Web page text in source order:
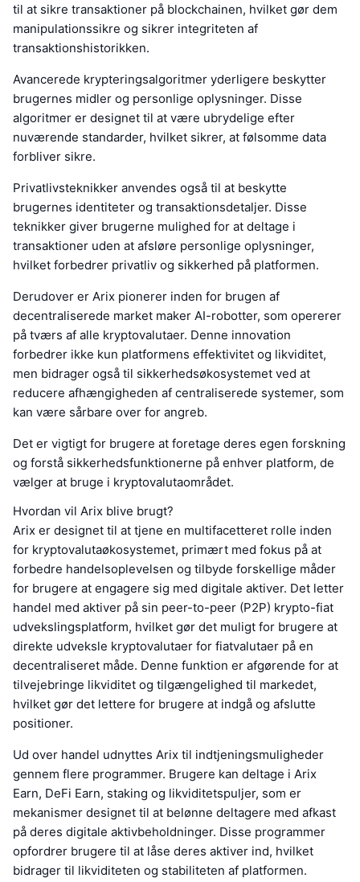
til at sikre transaktioner på blockchainen, hvilket gør dem
manipulationssikre og sikrer integriteten af
transaktionshistorikken.
Avancerede krypteringsalgoritmer yderligere beskytter
brugernes midler og personlige oplysninger. Disse
algoritmer er designet til at være ubrydelige efter
nuværende standarder, hvilket sikrer, at følsomme data
forbliver sikre.
Privatlivsteknikker anvendes også til at beskytte
brugernes identiteter og transaktionsdetaljer. Disse
teknikker giver brugerne mulighed for at deltage i
transaktioner uden at afsløre personlige oplysninger,
hvilket forbedrer privatliv og sikkerhed på platformen.
Derudover er Arix pionerer inden for brugen af
decentraliserede market maker AI-robotter, som opererer
på tværs af alle kryptovalutaer. Denne innovation
forbedrer ikke kun platformens effektivitet og likviditet,
men bidrager også til sikkerhedsøkosystemet ved at
reducere afhængigheden af centraliserede systemer, som
kan være sårbare over for angreb.
Det er vigtigt for brugere at foretage deres egen forskning
og forstå sikkerhedsfunktionerne på enhver platform, de
vælger at bruge i kryptovalutaområdet.
Hvordan vil Arix blive brugt?
Arix er designet til at tjene en multifacetteret rolle inden
for kryptovalutaøkosystemet, primært med fokus på at
forbedre handelsoplevelsen og tilbyde forskellige måder
for brugere at engagere sig med digitale aktiver. Det letter
handel med aktiver på sin peer-to-peer (P2P) krypto-fiat
udvekslingsplatform, hvilket gør det muligt for brugere at
direkte udveksle kryptovalutaer for fiatvalutaer på en
decentraliseret måde. Denne funktion er afgørende for at
tilvejebringe likviditet og tilgængelighed til markedet,
hvilket gør det lettere for brugere at indgå og afslutte
positioner.
Ud over handel udnyttes Arix til indtjeningsmuligheder
gennem flere programmer. Brugere kan deltage i Arix
Earn, DeFi Earn, staking og likviditetspuljer, som er
mekanismer designet til at belønne deltagere med afkast
på deres digitale aktivbeholdninger. Disse programmer
opfordrer brugere til at låse deres aktiver ind, hvilket
bidrager til likviditeten og stabiliteten af platformen.